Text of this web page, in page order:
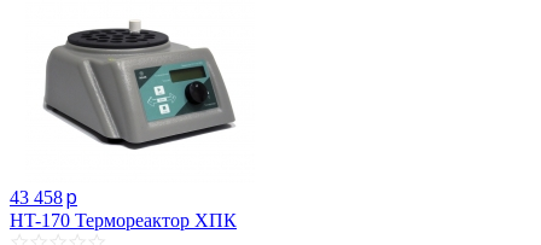
43 458p
HT-170 Термореактор ХПК